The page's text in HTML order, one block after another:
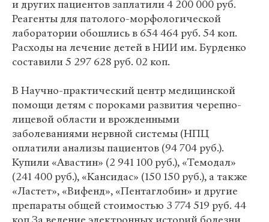
и других пациентов заплатили 4 200 000 руб.
Реагенты для патолого-морфологической
лаборатории обошлись в 654 464 руб. 54 коп.
Расходы на лечение детей в НИИ им. Бурденко
составили 5 297 628 руб. 02 коп.
В Научно-практический центр медицинской
помощи детям с пороками развития черепно-
лицевой области и врожденными
заболеваниями нервной системы (НПЦ
оплатили анализы пациентов (94 704 руб.).
Купили «Авастин» (2 941 100 руб.), «Темодал»
(241 400 руб.), «Кансидас» (150 150 руб.), а также
«Ластет», «Вифенд», «Пентаглобин» и другие
препараты общей стоимостью 3 774 519 руб. 44